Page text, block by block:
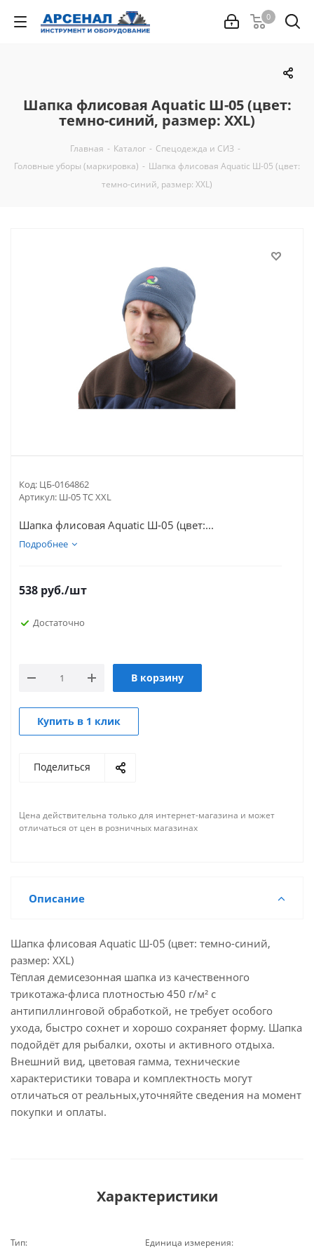
0
Шапка флисовая Aquatic Ш-05 (цвет:
темно-синий, размер: XXL)
Главная - Каталог - Спецодежда и СИЗ -
Головные уборы (маркировка) - Шапка флисовая Aquatic Ш-05 (цвет:
темно-синий, размер: XXL)
Код: ЦБ-0164862
Артикул: Ш-05 ТС XXL
Шапка флисовая Aquatic Ш-05 (цвет:...
Подробнее
538 руб./шт
Достаточно
В корзину
Купить в 1 клик
Поделиться
Цена действительна только для интернет-магазина и может
отличаться от цен в розничных магазинах
Описание
Шапка флисовая Aquatic Ш-05 (цвет: темно-синий,
размер: XXL)
Тёплая демисезонная шапка из качественного
трикотажа-флиса плотностью 450 г/м² с
антипиллинговой обработкой, не требует особого
ухода, быстро сохнет и хорошо сохраняет форму. Шапка
подойдёт для рыбалки, охоты и активного отдыха.
Внешний вид, цветовая гамма, технические
характеристики товара и комплектность могут
отличаться от реальных,уточняйте сведения на момент
покупки и оплаты.
Характеристики
Тип: Единица измерения: